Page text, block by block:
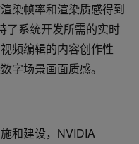
染帧率和渲染质感得到
了系统开发所需的实时
频编辑的内容创作性
字场景画面质感。
和建设，NVIDIA